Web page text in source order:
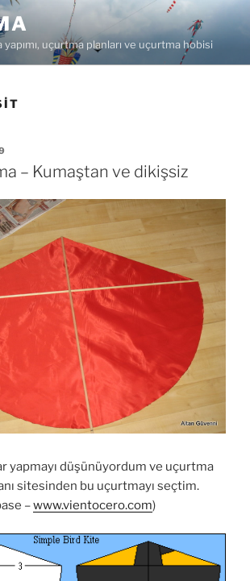
uçurtma planları ve uçurtma hobisi
– Kumaştan ve dikişsiz
yapmayı düşünüyordum ve uçurtma
sitesinden bu uçurtmayı seçtim.
–www.vientocero.com)